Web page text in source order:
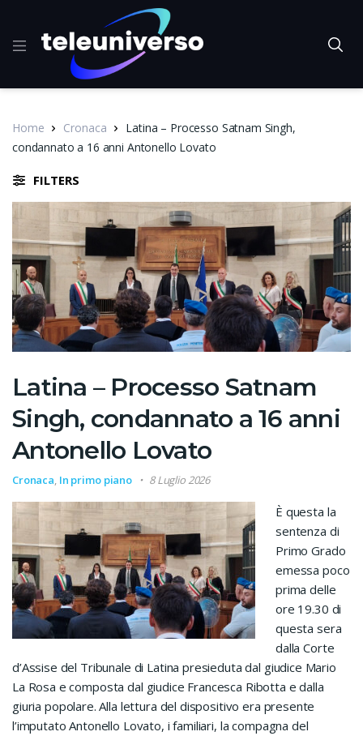
Home Cronaca
Latina – Processo Satnam Singh,
condannato a 16 anni Antonello Lovato
FILTERS
Latina – Processo Satnam
Singh, condannato a 16 anni
Antonello Lovato
Cronaca, In primo piano 8 Luglio 2026
È questa la
sentenza di
Primo Grado
emessa poco
prima delle
ore 19.30 di
questa sera
dalla Corte
d’Assise del Tribunale di Latina presieduta dal giudice Mario
La Rosa e composta dal giudice Francesca Ribotta e dalla
giuria popolare. Alla lettura del dispositivo era presente
l’imputato Antonello Lovato, i familiari, la compagna del